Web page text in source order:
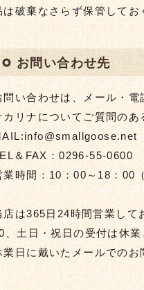
は破棄なさらず保管して
お問い合わせ先
問い合わせは、メール・
カリナについてご質問の
＆FAX：0296-55-0600
業時間：10：00～18：00
店は365日24時間営業して
、土日・祝日の受付は休
業日に戴いたメールでの